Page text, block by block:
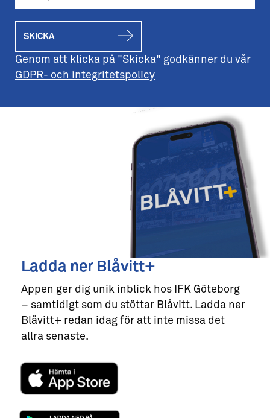
SKICKA
Genom att klicka på "Skicka" godkänner du vår
GDPR- och integritetspolicy
Ladda ner Blåvitt+
Appen ger dig unik inblick hos IFK Göteborg
– samtidigt som du stöttar Blåvitt. Ladda ner
Blåvitt+ redan idag för att inte missa det
allra senaste.